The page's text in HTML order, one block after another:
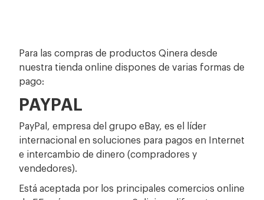
Para las compras de productos Qinera desde
nuestra tienda online dispones de varias formas de
pago:
PAYPAL
PayPal, empresa del grupo eBay, es el líder
internacional en soluciones para pagos en Internet
e intercambio de dinero (compradores y
vendedores).
Está aceptada por los principales comercios online